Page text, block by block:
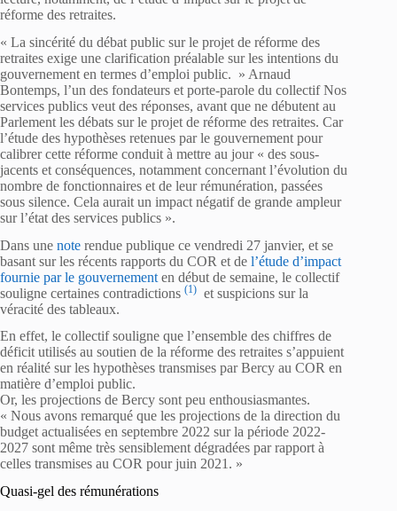
réforme des retraites.
« La sincérité du débat public sur le projet de réforme des
retraites exige une clarification préalable sur les intentions du
gouvernement en termes d’emploi public. » Arnaud
Bontemps, l’un des fondateurs et porte-parole du collectif Nos
services publics veut des réponses, avant que ne débutent au
Parlement les débats sur le projet de réforme des retraites. Car
l’étude des hypothèses retenues par le gouvernement pour
calibrer cette réforme conduit à mettre au jour « des sous-
jacents et conséquences, notamment concernant l’évolution du
nombre de fonctionnaires et de leur rémunération, passées
sous silence. Cela aurait un impact négatif de grande ampleur
sur l’état des services publics ».
Dans une note rendue publique ce vendredi 27 janvier, et se
basant sur les récents rapports du COR et de l’étude d’impact
fournie par le gouvernement en début de semaine, le collectif
souligne certaines contradictions (1) et suspicions sur la
véracité des tableaux.
En effet, le collectif souligne que l’ensemble des chiffres de
déficit utilisés au soutien de la réforme des retraites s’appuient
en réalité sur les hypothèses transmises par Bercy au COR en
matière d’emploi public.
Or, les projections de Bercy sont peu enthousiasmantes.
« Nous avons remarqué que les projections de la direction du
budget actualisées en septembre 2022 sur la période 2022-
2027 sont même très sensiblement dégradées par rapport à
celles transmises au COR pour juin 2021. »
Quasi-gel des rémunérations